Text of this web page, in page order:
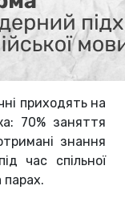
приходять на
70% заняття
знання
час спільної
парах.